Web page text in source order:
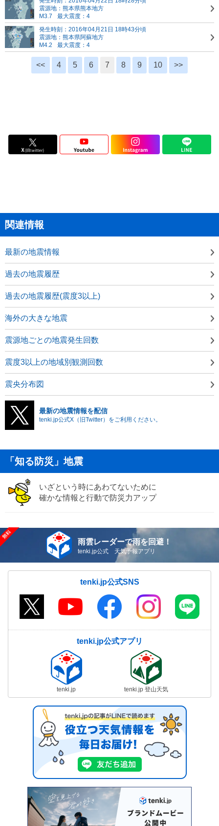
震源地：熊本県熊本地方
M3.7
最大震度：4
発生時刻：2016年04月21日 18時43分頃
震源地：熊本県阿蘇地方
M4.2
最大震度：4
<< 4 5 6 7 8 9 10 >>
関連情報
最新の地震情報
過去の地震履歴
過去の地震履歴(震度3以上)
海外の大きな地震
震源地ごとの地震発生回数
震度3以上の地域別観測回数
震央分布図
最新の地震情報を配信
tenki.jp公式X（旧Twitter）をご利用ください。
「知る防災」地震
いざという時にあわてないために
確かな情報と行動で防災力アップ
雨雲レーダーで雨を回避！
tenki.jp公式 天気予報アプリ
tenki.jp公式SNS
tenki.jp公式アプリ
tenki.jp tenki.jp 登山天気